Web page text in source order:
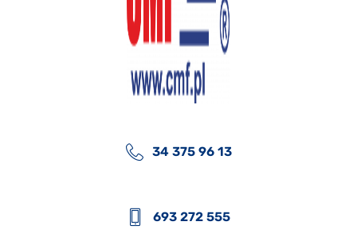
34 375 96 13
693 272 555